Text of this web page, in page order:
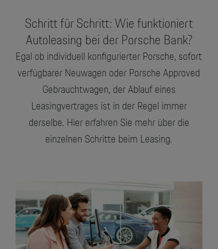
Schritt für Schritt: Wie funktioniert
Autoleasing bei der Porsche Bank?
Egal ob individuell konfigurierter Porsche, sofort
verfügbarer Neuwagen oder Porsche Approved
Gebrauchtwagen, der Ablauf eines
Leasingvertrages ist in der Regel immer
derselbe. Hier erfahren Sie mehr über die
einzelnen Schritte beim Leasing.